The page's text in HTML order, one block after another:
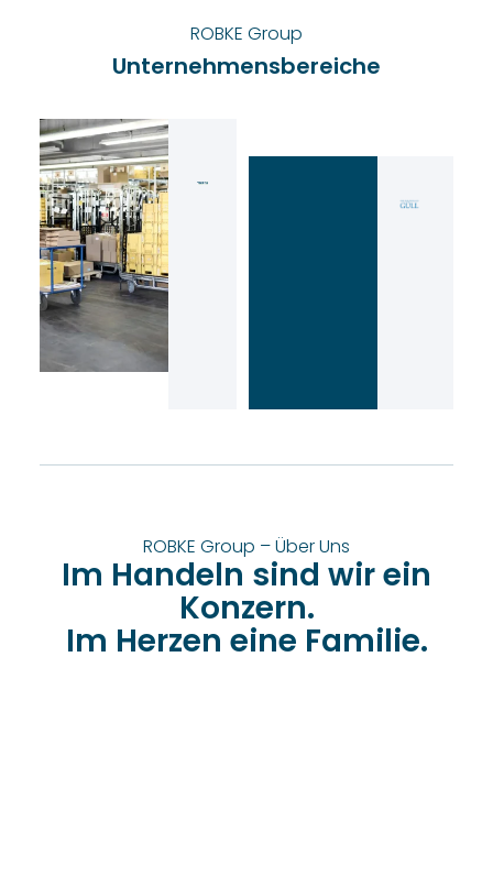
ROBKE Group
Unternehmensbereiche
ROBKE Group – Über Uns
Im Handeln sind wir ein
Konzern.
Im Herzen eine Familie.